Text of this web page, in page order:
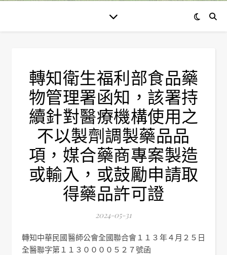
轉知衛生福利部食品藥
物管理署函知，該署持
續針對醫療機構使用之
不以製劑調製藥品品
項，媒合藥商專案製造
或輸入，或鼓勵申請取
得藥品許可證
2024-05-31
轉知中華民國醫師公會全國聯合會１１３年４月２５日
全醫聯字第１１３００００５２７號函